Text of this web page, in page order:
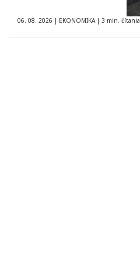
06. 08. 2026 | EKONOMIKA | 3 min. čítania